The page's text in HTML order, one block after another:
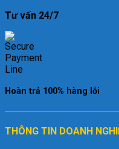
Tư vấn 24/7
Hoàn trả 100% hàng lỗi
THÔNG TIN DOANH